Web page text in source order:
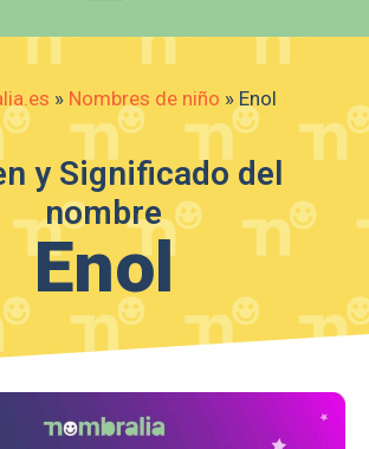
» Nombres de niño » Enol
y Significado del
nombre
Enol